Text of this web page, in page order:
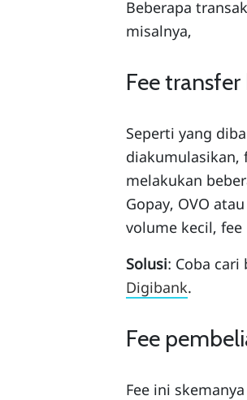
Beberapa
misalnya,
Fee
Seperti yang
diakumulasikan,
melakukan
Gopay, OVO
volume kecil,
Solusi: Coba
Digibank.
Fee
Fee ini